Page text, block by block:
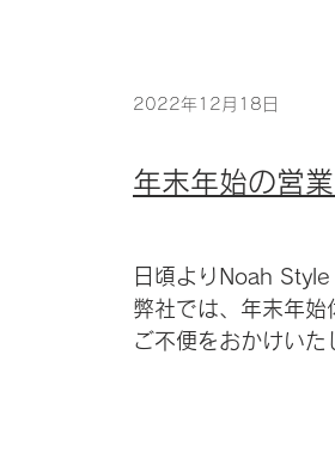
2022年12月18日
年末年始の営
日頃よりNoah Style
弊社では、年末年始
ご不便をおかけいた